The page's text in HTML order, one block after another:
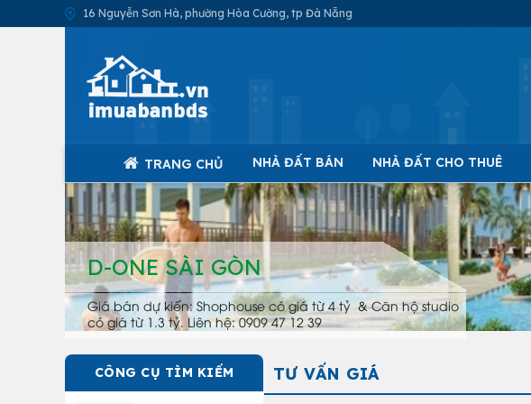
16 Nguyễn Sơn Hà, phường Hòa Cường, tp Đà Nẵng
TRANG CHỦ NHÀ ĐẤT BÁN NHÀ ĐẤT CHO THUÊ
D-ONE SÀI GÒN
Giá bán dự kiến: Shophouse có giá từ 4 tỷ & Căn hộ studio
có giá từ 1.3 tỷ. Liên hệ: 0909 47 12 39
CÔNG CỤ TÌM KIẾM TƯ VẤN GIÁ